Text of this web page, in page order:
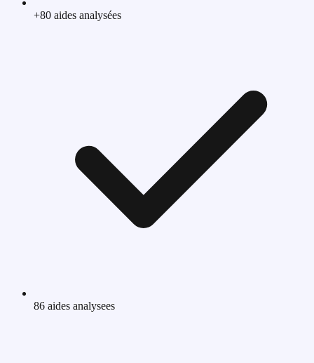
+80 aides analysées
86 aides analysees